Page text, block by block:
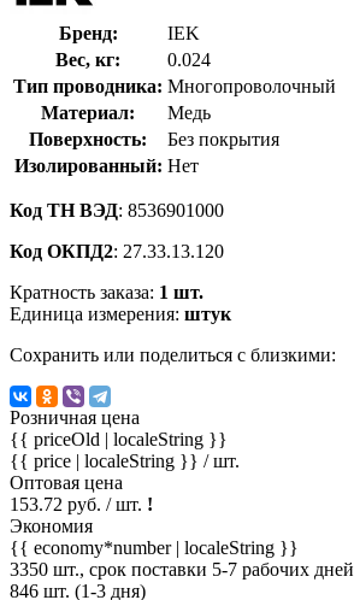
Бренд:
IEK
Вес, кг:
0.024
Тип проводника: Многопроволочный
Материал:
Медь
Поверхность:
Без покрытия
Изолированный: Нет
Код ТН ВЭД: 8536901000
Код ОКПД2: 27.33.13.120
Кратность заказа: 1 шт.
Единица измерения: штук
Сохранить или поделиться с близкими:
Розничная цена
{{ priceOld | localeString }}
{{ price | localeString }} / шт.
Оптовая цена
153.72 руб. / шт. !
Экономия
{{ economy*number | localeString }}
3350 шт., срок поставки 5-7 рабочих дней
846 шт. (1-3 дня)